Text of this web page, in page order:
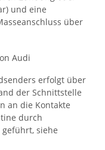
und eine
über
erfolgt über
der Schnittstelle
an die Kontakte
durch
siehe